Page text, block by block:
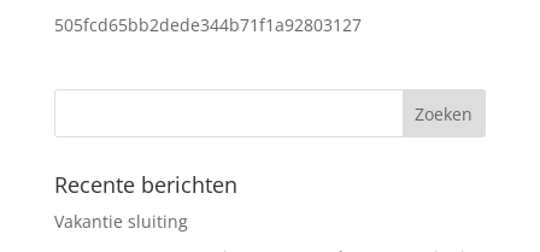
505fcd65bb2dede344b71f1a92803127
Recente berichten
Vakantie sluiting